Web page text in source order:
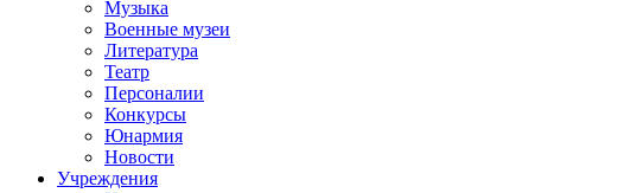
Музыка
Военные музеи
Литература
Театр
Персоналии
Конкурсы
Юнармия
Новости
Учреждения